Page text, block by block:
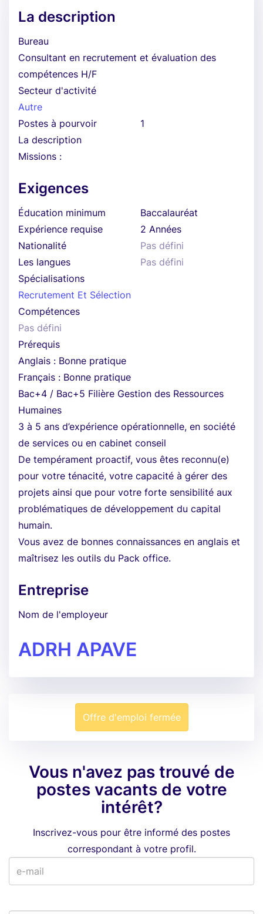
La description
Bureau
Consultant en recrutement et évaluation des
compétences H/F
Secteur d'activité
Autre
Postes à pourvoir
1
La description
Missions :
Exigences
Éducation minimum
Baccalauréat
Expérience requise
2 Années
Nationalité
Pas défini
Les langues
Pas défini
Spécialisations
Recrutement Et Sélection
Compétences
Pas défini
Prérequis
Anglais : Bonne pratique
Français : Bonne pratique
Bac+4 / Bac+5 Filière Gestion des Ressources
Humaines
3 à 5 ans d’expérience opérationnelle, en société
de services ou en cabinet conseil
De tempérament proactif, vous êtes reconnu(e)
pour votre ténacité, votre capacité à gérer des
projets ainsi que pour votre forte sensibilité aux
problématiques de développement du capital
humain.
Vous avez de bonnes connaissances en anglais et
maîtrisez les outils du Pack office.
Entreprise
Nom de l'employeur
ADRH APAVE
Offre d'emploi fermée
Vous n'avez pas trouvé de
postes vacants de votre
intérêt?
Inscrivez-vous pour être informé des postes
correspondant à votre profil.